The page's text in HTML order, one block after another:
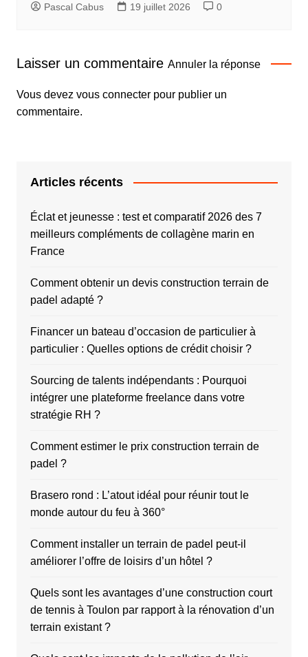
Pascal Cabus 19 juillet 2026 0
Laisser un commentaire Annuler la réponse
Vous devez vous connecterpour publier un
commentaire.
Articles récents
Éclat et jeunesse : test et comparatif 2026 des 7
meilleurs compléments de collagène marin en
France
Comment obtenir un devis construction terrain de
padel adapté ?
Financer un bateau d’occasion de particulier à
particulier : Quelles options de crédit choisir ?
Sourcing de talents indépendants : Pourquoi
intégrer une plateforme freelance dans votre
stratégie RH ?
Comment estimer le prix construction terrain de
padel ?
Brasero rond : L’atout idéal pour réunir tout le
monde autour du feu à 360°
Comment installer un terrain de padel peut-il
améliorer l’offre de loisirs d’un hôtel ?
Quels sont les avantages d’une construction court
de tennis à Toulon par rapport à la rénovation d’un
terrain existant ?